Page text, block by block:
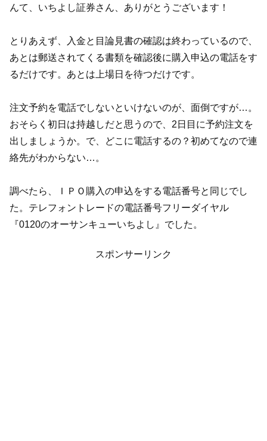
んて、いちよし証券さん、ありがとうございます！
とりあえず、入金と目論見書の確認は終わっているので、
あとは郵送されてくる書類を確認後に購入申込の電話をす
るだけです。あとは上場日を待つだけです。
注文予約を電話でしないといけないのが、面倒ですが…。
おそらく初日は持越しだと思うので、2日目に予約注文を
出しましょうか。で、どこに電話するの？初めてなので連
絡先がわからない…。
調べたら、ＩＰＯ購入の申込をする電話番号と同じでし
た。テレフォントレードの電話番号フリーダイヤル
『0120のオーサンキューいちよし』でした。
スポンサーリンク